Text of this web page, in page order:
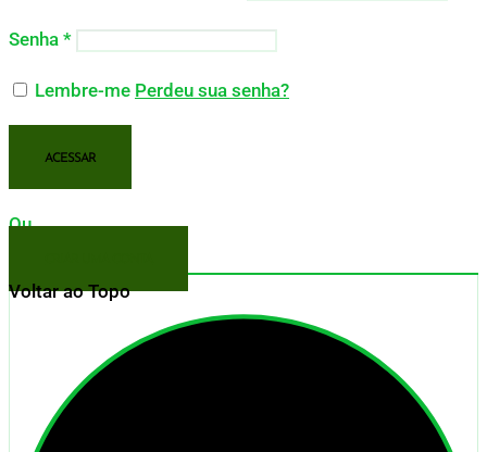
Senha *
Lembre-me Perdeu sua senha?
ACESSAR
Ou
Voltar ao Topo